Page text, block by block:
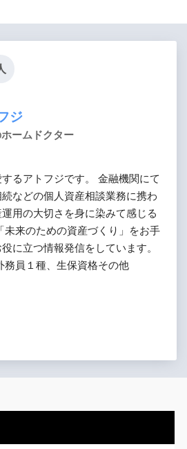
ジ
ームドクター
るアトフジです。 金融機関にて
などの個人資産相談業務に携わ
用の大切さを身に染みて感じる
未来のための資産づくり」をお手
に立つ情報発信をしています。
務員１種、生保資格その他